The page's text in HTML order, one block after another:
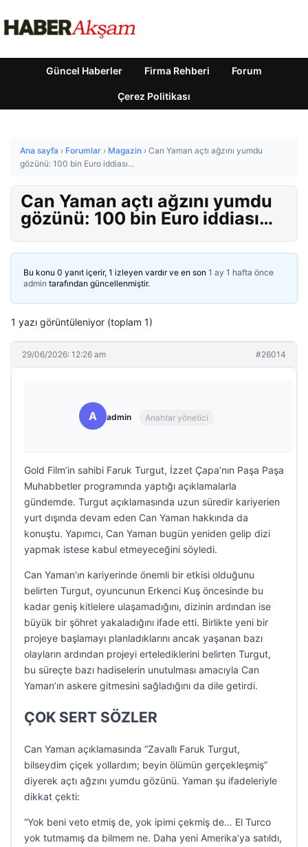
Güncel Haberler Firma Rehberi Forum
Çerez Politikası
Ana sayfa › Forumlar › Magazin › Can Yaman açtı ağzını yumdu
gözünü: 100 bin Euro iddiası…
Can Yaman açtı ağzını yumdu
gözünü: 100 bin Euro iddiası…
Bu konu 0 yanıt içerir, 1 izleyen vardır ve en son 1 ay 1 hafta önce
admin tarafından güncellenmiştir.
1 yazı görüntüleniyor (toplam 1)
29/06/2026: 12:26 am #26014
A admin Anahtar yönetici
Gold Film’in sahibi Faruk Turgut, İzzet Çapa’nın Paşa Paşa
Muhabbetler programında yaptığı açıklamalarla
gündemde. Turgut açıklamasında uzun süredir kariyerien
yurt dışında devam eden Can Yaman hakkında da
konuştu. Yapımcı, Can Yaman bugün yeniden gelip dizi
yapmak istese kabul etmeyeceğini söyledi.
Can Yaman’ın kariyerinde önemli bir etkisi olduğunu
belirten Turgut, oyuncunun Erkenci Kuş öncesinde bu
kadar geniş kitlelere ulaşamadığını, dizinin ardından ise
büyük bir şöhret yakaladığını ifade etti. Birlikte yeni bir
projeye başlamayı planladıklarını ancak yaşanan bazı
olayların ardından projeyi ertelediklerini belirten Turgut,
bu süreçte bazı hadiselerin unutulması amacıyla Can
Yaman’ın askere gitmesini sağladığını da dile getirdi.
ÇOK SERT SÖZLER
Can Yaman açıklamasında “Zavallı Faruk Turgut,
bilseydim çiçek yollardım; beyin ölümün gerçekleşmiş”
diyerek açtı ağzını yumdu gözünü. Yaman şu ifadeleriyle
dikkat çekti:
“Yok beni veto etmiş de, yok ipimi çekmiş de… El Turco
yok tutmamış da bilmem ne. Daha yeni Amerika’ya satıldı,